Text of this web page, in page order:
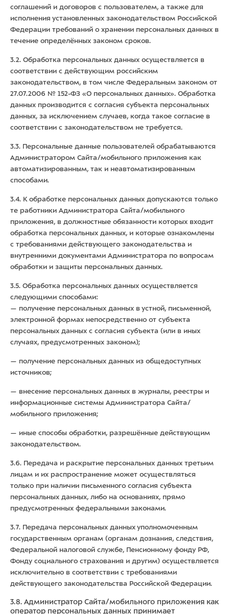
соглашений и договоров с пользователем, а также для
исполнения установленных законодательством Российской
Федерации требований о хранении персональных данных в
течение определённых законом сроков.
3.2. Обработка персональных данных осуществляется в
соответствии с действующим российским
законодательством, в том числе Федеральным законом от
27.07.2006 № 152-ФЗ «О персональных данных». Обработка
данных производится с согласия субъекта персональных
данных, за исключением случаев, когда такое согласие в
соответствии с законодательством не требуется.
3.3. Персональные данные пользователей обрабатываются
Администратором Сайта/мобильного приложения как
автоматизированным, так и неавтоматизированным
способами.
3.4. К обработке персональных данных допускаются только
те работники Администратора Сайта/мобильного
приложения, в должностные обязанности которых входит
обработка персональных данных, и которые ознакомлены
с требованиями действующего законодательства и
внутренними документами Администратора по вопросам
обработки и защиты персональных данных.
3.5. Обработка персональных данных осуществляется
следующими способами:
— получение персональных данных в устной, письменной,
электронной формах непосредственно от субъекта
персональных данных с согласия субъекта (или в иных
случаях, предусмотренных законом);
— получение персональных данных из общедоступных
источников;
— внесение персональных данных в журналы, реестры и
информационные системы Администратора Сайта/
мобильного приложения;
— иные способы обработки, разрешённые действующим
законодательством.
3.6. Передача и раскрытие персональных данных третьим
лицам и их распространение может осуществляться
только при наличии письменного согласия субъекта
персональных данных, либо на основаниях, прямо
предусмотренных федеральными законами.
3.7. Передача персональных данных уполномоченным
государственным органам (органам дознания, следствия,
Федеральной налоговой службе, Пенсионному фонду РФ,
Фонду социального страхования и другим) осуществляется
исключительно в соответствии с требованиями
действующего законодательства Российской Федерации.
3.8. Администратор Сайта/мобильного приложения как
оператор персональных данных принимает